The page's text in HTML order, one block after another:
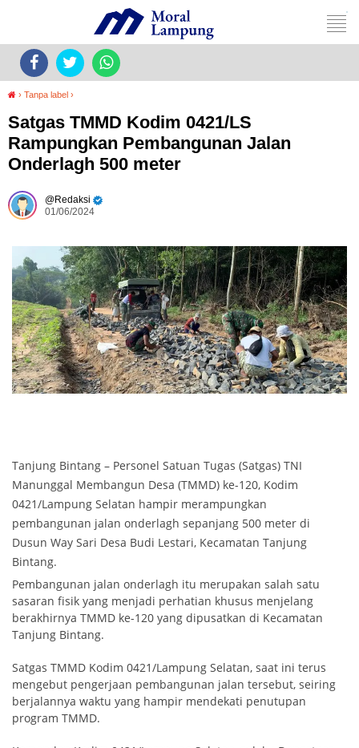
› Tanpa label ›
Satgas TMMD Kodim 0421/LS
Rampungkan Pembangunan Jalan
Onderlagh 500 meter
Redaksi
01/06/2024
Tanjung Bintang – Personel Satuan Tugas (Satgas) TNI
Manunggal Membangun Desa (TMMD) ke-120, Kodim
0421/Lampung Selatan hampir merampungkan
pembangunan jalan onderlagh sepanjang 500 meter di
Dusun Way Sari Desa Budi Lestari, Kecamatan Tanjung
Bintang.
Pembangunan jalan onderlagh itu merupakan salah satu
sasaran fisik yang menjadi perhatian khusus menjelang
berakhirnya TMMD ke-120 yang dipusatkan di Kecamatan
Tanjung Bintang.
Satgas TMMD Kodim 0421/Lampung Selatan, saat ini terus
mengebut pengerjaan pembangunan jalan tersebut, seiring
berjalannya waktu yang hampir mendekati penutupan
program TMMD.